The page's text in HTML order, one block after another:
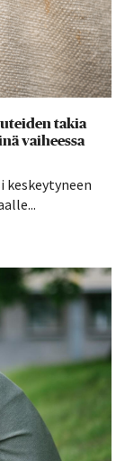
takia
vaiheessa
keskeytyneen